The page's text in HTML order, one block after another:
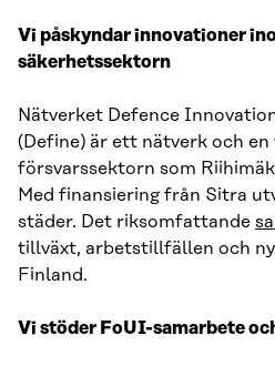
Vi påskyndar innovationer
säkerhetssektorn
Nätverket Defence
(Define) är ett nätverk och
försvarssektorn som
Med finansiering från Sitra
städer. Det riksomfattande
tillväxt, arbetstillfällen och
Finland.
Vi stöder FoUI-samarbete